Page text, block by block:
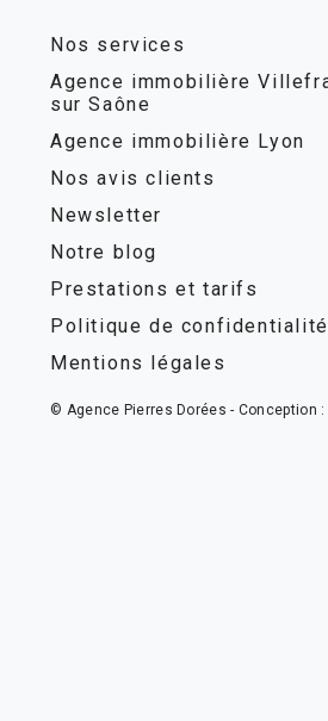
Nos services
Agence immobilière
sur Saône
Agence immobilière Lyon
Nos avis clients
Newsletter
Notre blog
Prestations et tarifs
Politique de confidentialité
Mentions légales
© Agence Pierres Dorées - Conception :